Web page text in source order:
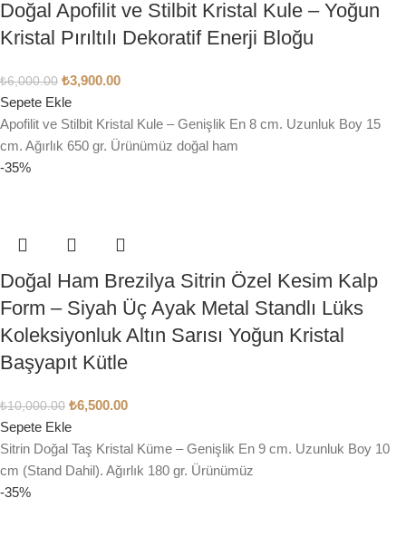
Doğal Apofilit ve Stilbit Kristal Kule – Yoğun
Kristal Pırıltılı Dekoratif Enerji Bloğu
₺6,000.00 ₺3,900.00
Sepete Ekle
Apofilit ve Stilbit Kristal Kule – Genişlik En 8 cm. Uzunluk Boy 15
cm. Ağırlık 650 gr. Ürünümüz doğal ham
-35%
Doğal Ham Brezilya Sitrin Özel Kesim Kalp
Form – Siyah Üç Ayak Metal Standlı Lüks
Koleksiyonluk Altın Sarısı Yoğun Kristal
Başyapıt Kütle
₺10,000.00 ₺6,500.00
Sepete Ekle
Sitrin Doğal Taş Kristal Küme – Genişlik En 9 cm. Uzunluk Boy 10
cm (Stand Dahil). Ağırlık 180 gr. Ürünümüz
-35%